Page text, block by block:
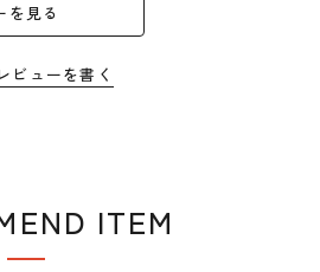
を見る
ビューを書く
ITEM